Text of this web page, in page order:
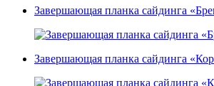
Завершающая планка сайдинга
Завершающая планка сайдинга